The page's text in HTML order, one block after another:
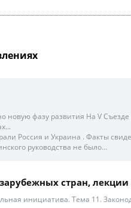
новую фазу развития На V
Россия и Украина . Факты
руководства не было...
стран, лекции
инициатива. Тема 11.